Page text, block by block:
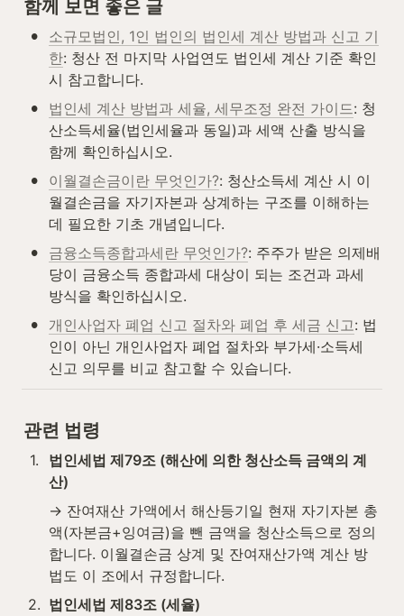
함께 보면 좋은 글
•
소규모법인, 1인 법인의 법인세 계산 방법과 신고 기
한: 청산 전 마지막 사업연도 법인세 계산 기준 확인
시 참고합니다.
• 법인세 계산 방법과 세율, 세무조정 완전 가이드: 청
산소득세율(법인세율과 동일)과 세액 산출 방식을
함께 확인하십시오.
• 이월결손금이란 무엇인가?: 청산소득세 계산 시 이
월결손금을 자기자본과 상계하는 구조를 이해하는
데 필요한 기초 개념입니다.
• 금융소득종합과세란 무엇인가?: 주주가 받은 의제배
당이 금융소득 종합과세 대상이 되는 조건과 과세
방식을 확인하십시오.
• 개인사업자 폐업 신고 절차와 폐업 후 세금 신고: 법
인이 아닌 개인사업자 폐업 절차와 부가세·소득세
신고 의무를 비교 참고할 수 있습니다.
관련 법령
1.
법인세법 제79조 (해산에 의한 청산소득 금액의 계
산)
→ 잔여재산 가액에서 해산등기일 현재 자기자본 총
액(자본금+잉여금)을 뺀 금액을 청산소득으로 정의
합니다. 이월결손금 상계 및 잔여재산가액 계산 방
법도 이 조에서 규정합니다.
2. 법인세법 제83조 (세율)